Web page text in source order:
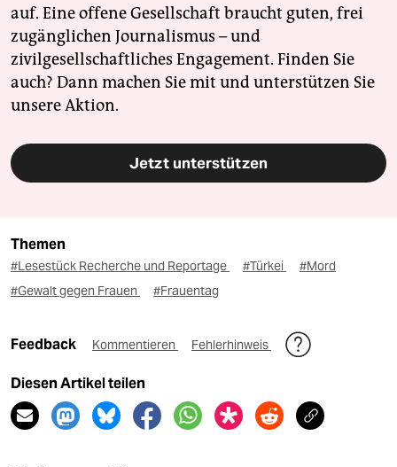
auf. Eine offene Gesellschaft braucht guten, frei
zugänglichen Journalismus – und
zivilgesellschaftliches Engagement. Finden Sie
auch? Dann machen Sie mit und unterstützen Sie
unsere Aktion.
Jetzt unterstützen
Themen
#Lesestück Recherche und Reportage #Türkei
#Mord
#Gewalt gegen Frauen
#Frauentag
Feedback Kommentieren Fehlerhinweis
Diesen Artikel teilen